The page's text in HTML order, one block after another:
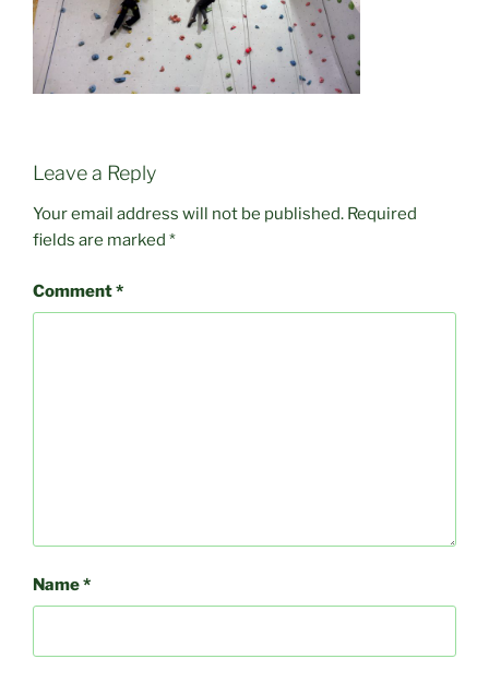
Leave a Reply
Your email address will not be published. Required
fields are marked *
Comment*
Name*